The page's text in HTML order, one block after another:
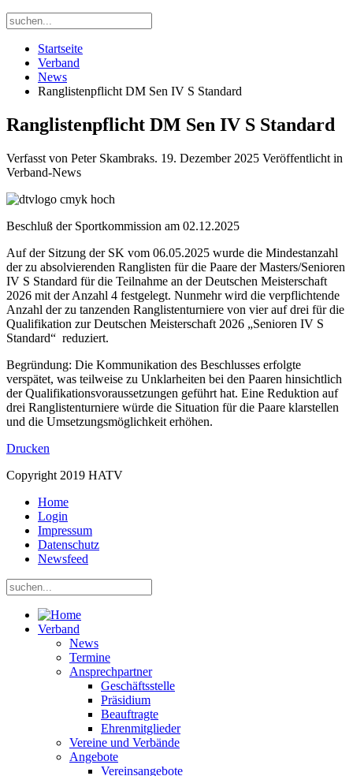
Startseite
Verband
News
Ranglistenpflicht DM Sen IV S Standard
Ranglistenpflicht DM Sen IV S Standard
Verfasst von Peter Skambraks. 19. Dezember 2025 Veröffentlicht in
Verband-News
Beschluß der Sportkommission am 02.12.2025
Auf der Sitzung der SK vom 06.05.2025 wurde die Mindestanzahl
der zu absolvierenden Ranglisten für die Paare der Masters/Senioren
IV S Standard für die Teilnahme an der Deutschen Meisterschaft
2026 mit der Anzahl 4 festgelegt. Nunmehr wird die verpflichtende
Anzahl der zu tanzenden Ranglistenturniere von vier auf drei für die
Qualifikation zur Deutschen Meisterschaft 2026 „Senioren IV S
Standard“ reduziert.
Begründung: Die Kommunikation des Beschlusses erfolgte
verspätet, was teilweise zu Unklarheiten bei den Paaren hinsichtlich
der Qualifikationsvoraussetzungen geführt hat. Eine Reduktion auf
drei Ranglistenturniere würde die Situation für die Paare klarstellen
und die Umsetzungsmöglichkeit erhöhen.
Drucken
Copyright 2019 HATV
Home
Login
Impressum
Datenschutz
Newsfeed
Verband
News
Termine
Ansprechpartner
Geschäftsstelle
Präsidium
Beauftragte
Ehrenmitglieder
Vereine und Verbände
Angebote
Vereinsangebote